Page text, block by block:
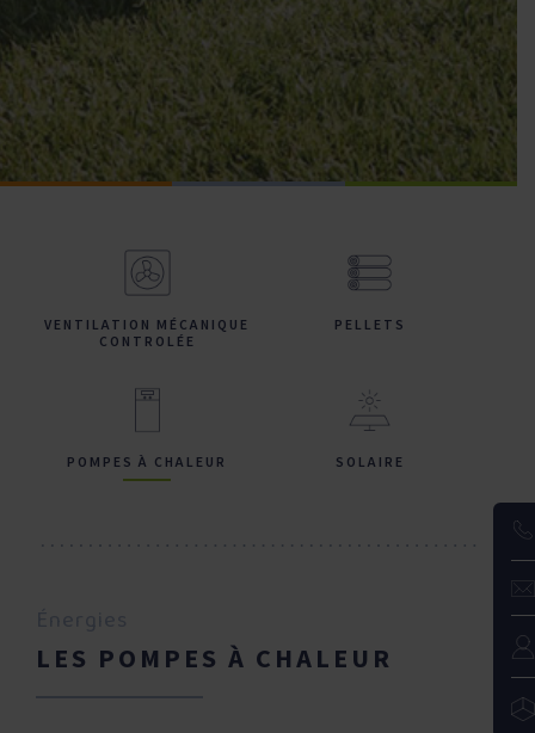
VENTILATION MÉCANIQUE
CONTROLÉE
PELLETS
POMPES À CHALEUR SOLAIRE
LES POMPES À CHALEUR